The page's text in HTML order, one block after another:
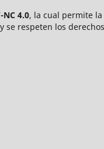
NC 4.0, la cual permite
se respeten los